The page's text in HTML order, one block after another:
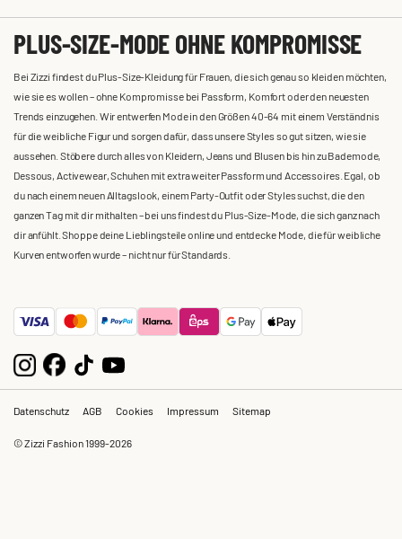
PLUS-SIZE-MODE OHNE KOMPROMISSE
Bei Zizzi findest du Plus-Size-Kleidung für Frauen, die sich genau so kleiden möchten,
wie sie es wollen – ohne Kompromisse bei Passform, Komfort oder den neuesten
Trends einzugehen. Wir entwerfen Mode in den Größen 40-64 mit einem Verständnis
für die weibliche Figur und sorgen dafür, dass unsere Styles so gut sitzen, wie sie
aussehen. Stöbere durch alles von Kleidern, Jeans und Blusen bis hin zu Bademode,
Dessous, Activewear, Schuhen mit extra weiter Passform und Accessoires. Egal, ob
du nach einem neuen Alltagslook, einem Party-Outfit oder Styles suchst, die den
ganzen Tag mit dir mithalten – bei uns findest du Plus-Size-Mode, die sich ganz nach
dir anfühlt. Shoppe deine Lieblingsteile online und entdecke Mode, die für weibliche
Kurven entworfen wurde – nicht nur für Standards.
Datenschutz AGB Cookies Impressum Sitemap
© Zizzi Fashion 1999-2026